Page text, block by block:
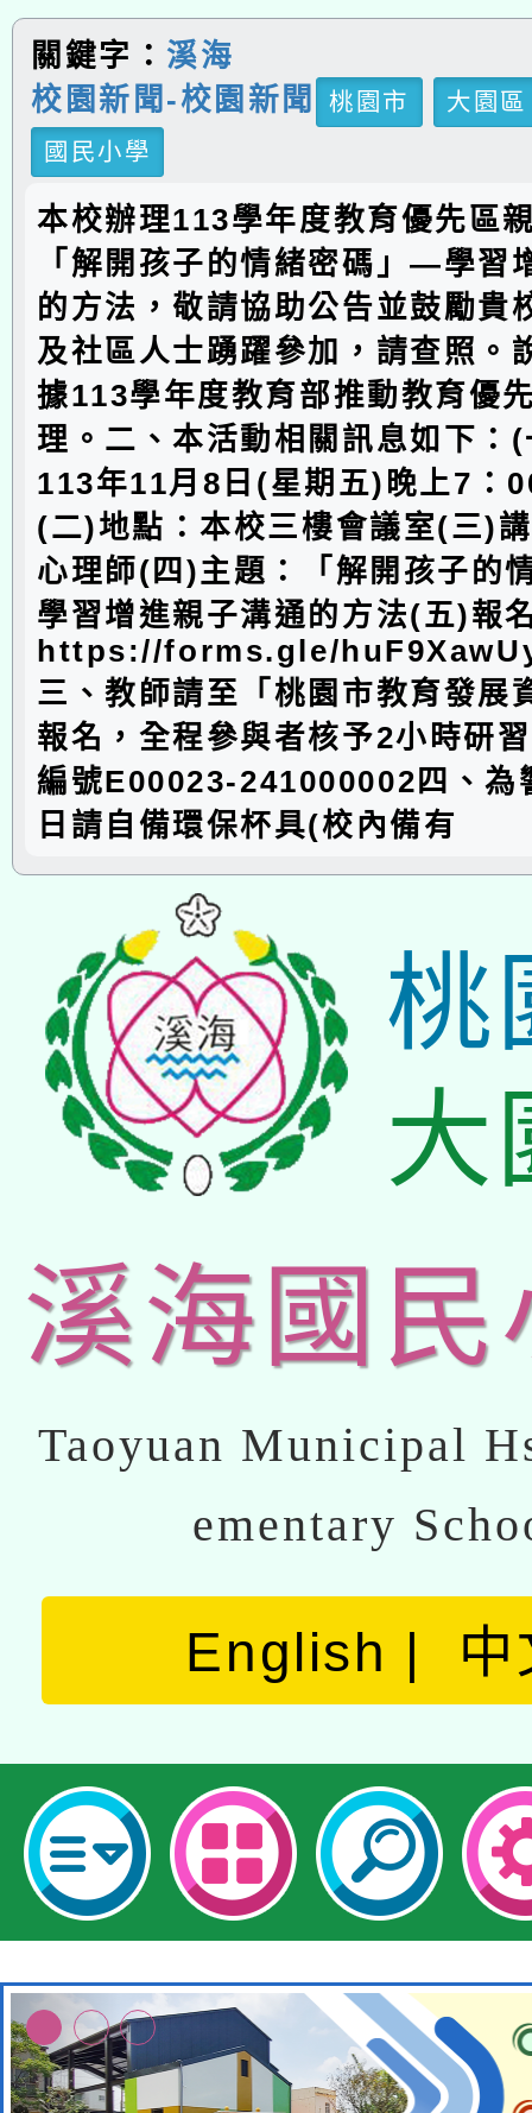
關鍵字： 溪海
校園新聞-校園新聞
桃園市
大園區
國民小學
本校辦理113學年度教育優先區
「解開孩子的情緒密碼」—學習
的方法，敬請協助公告並鼓勵貴
及社區人士踴躍參加，請查照。
據113學年度教育部推動教育優
理。二、本活動相關訊息如下：
113年11月8日(星期五)晚上7：
(二)地點：本校三樓會議室(三)
心理師(四)主題：「解開孩子的
學習增進親子溝通的方法(五)報
https://forms.gle/
三、教師請至「桃園市教育發展
報名，全程參與者核予2小時研
編號E00023-241000002四、為
日請自備環保杯具(校內備有
桃
大
溪海國民
Taoyuan Municipal
ementary
English 中